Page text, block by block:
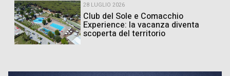
28 LUGLIO 2026
Club del Sole e Comacchio
Experience: la vacanza diventa
scoperta del territorio